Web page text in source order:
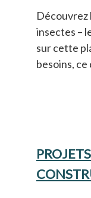
Découvrez
insectes –
sur cette
besoins, ce